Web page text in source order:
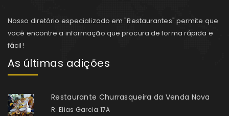
Nosso diretório especializado em "Restaurantes" permite que
você encontre a informação que procura de forma rápida e
fácil!
As últimas adições
Restaurante Churrasqueira da Venda Nova
R. Elias Garcia 17A